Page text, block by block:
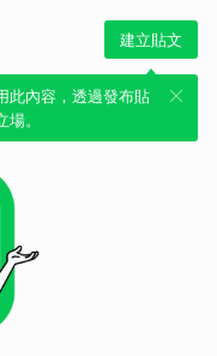
建立貼文
此內容，透過發布貼
。